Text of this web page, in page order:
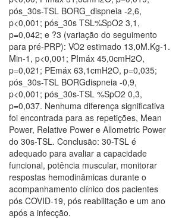
pós_30s-TSL BORG_dispneia -2,6,
p<0,001; pós_30s TSL%SpO2 3,1,
p=0,042; e ?3 (variação do seguimento
para pré-PRP): VO2 estimado 13,0M.Kg-1.
Min-1, p<0,001; PImáx 45,0cmH2O,
p=0,021; PEmáx 63,1cmH2O, p=0,035;
pós_30s-TSL BORGdispneia -0,9,
p<0,001; pós_30s-TSL %SpO2 0,3,
p=0,037. Nenhuma diferença significativa
foi encontrada para as repetições, Mean
Power, Relative Power e Allometric Power
do 30s-TSL. Conclusão: 30-TSL é
adequado para avaliar a capacidade
funcional, potência muscular, monitorar
respostas hemodinâmicas durante o
acompanhamento clínico dos pacientes
pós COVID-19, pós reabilitação e um ano
após a infecção.